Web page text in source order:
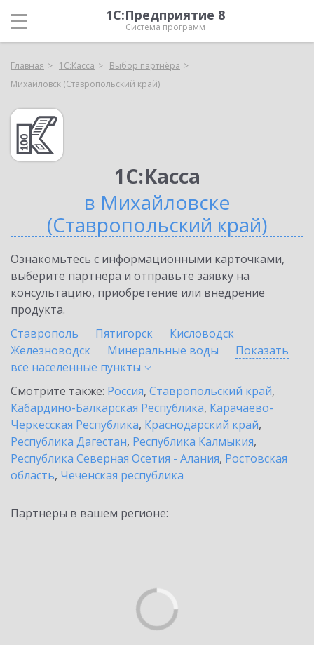
1С:Предприятие 8
Система программ
Главная 1С:Касса
Выбор партнёра
Михайловск (Ставропольский край)
1С:Касса
в Михайловске
(Ставропольский край)
Ознакомьтесь с информационными карточками,
выберите партнёра и отправьте заявку на
консультацию, приобретение или внедрение
продукта.
Ставрополь
Пятигорск
Кисловодск
Железноводск
Минеральные воды
Показать
все населенные пункты
Смотрите также: Россия, Ставропольский край,
Кабардино-Балкарская Республика, Карачаево-
Черкесская Республика, Краснодарский край,
Республика Дагестан, Республика Калмыкия,
Республика Северная Осетия - Алания, Ростовская
область, Чеченская республика
Партнеры в вашем регионе: